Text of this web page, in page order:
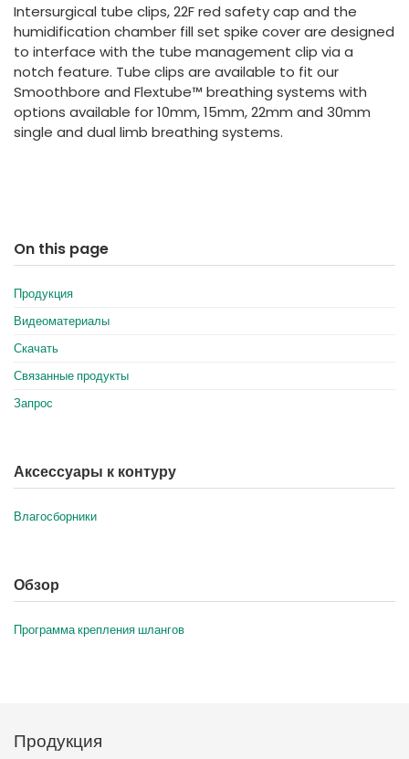
Intersurgical tube clips, 22F red safety cap and the
humidification chamber fill set spike cover are designed
to interface with the tube management clip via a
notch feature. Tube clips are available to fit our
Smoothbore and Flextube™ breathing systems with
options available for 10mm, 15mm, 22mm and 30mm
single and dual limb breathing systems.
On this page
Продукция
Видеоматериалы
Скачать
Связанные продукты
Запрос
Аксессуары к контуру
Влагосборники
Обзор
Программа крепления шлангов
Продукция